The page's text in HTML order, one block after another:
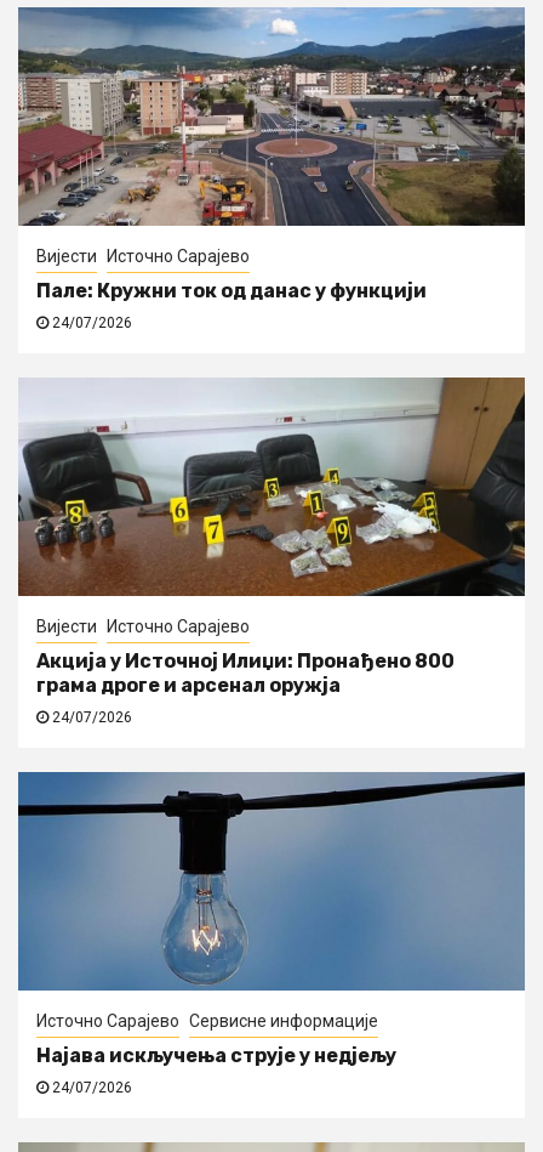
Вијести Источно Сарајево
Пале: Кружни ток од данас у функцији
24/07/2026
Вијести Источно Сарајево
Акција у Источној Илиџи: Пронађено 800
грама дроге и арсенал оружја
24/07/2026
Источно Сарајево Сервисне информације
Најава искључења струје у недјељу
24/07/2026